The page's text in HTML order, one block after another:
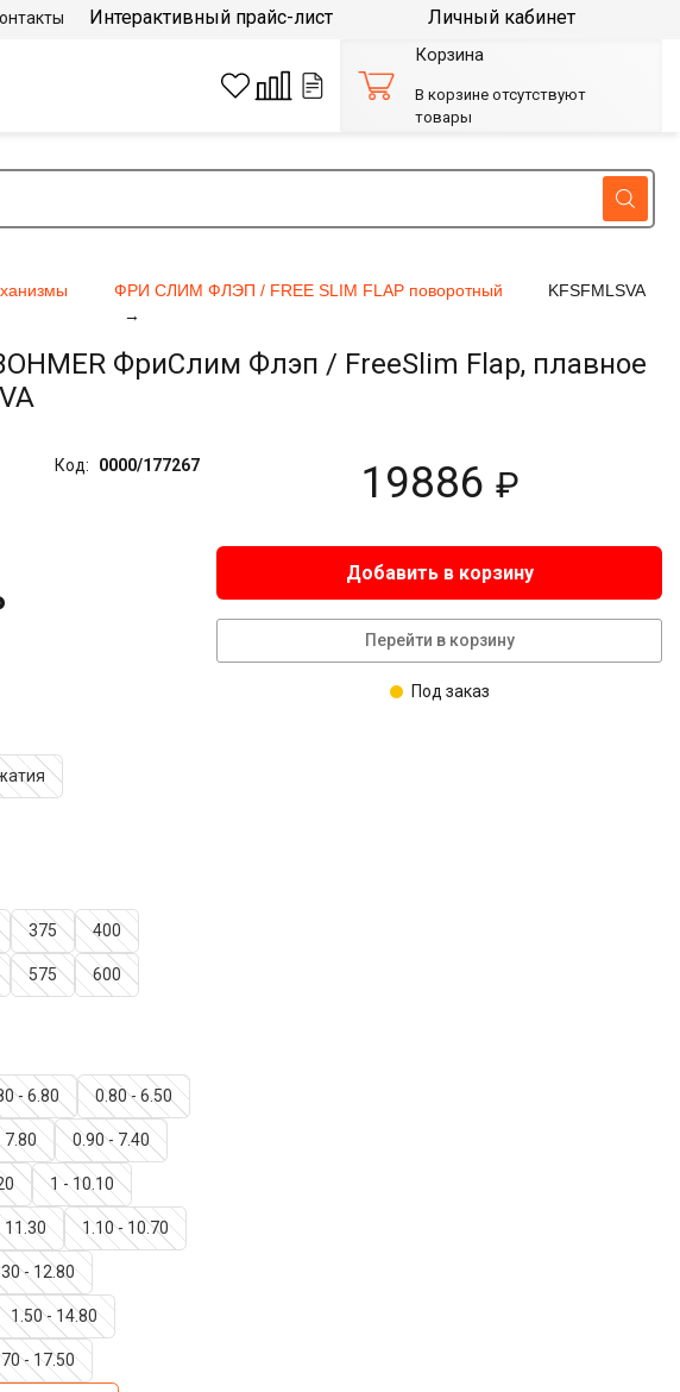
ФРИ СЛИМ ФЛЭП / FREE SLIM FLAP поворотный KFSFMLSVA
ФриСлим Флэп / FreeSlim Flap, плавное
Код: 0000/177267 19886 ₽
375 400
575 600
- 6.80 0.80 - 6.50
7.80 0.90 - 7.40
1 - 10.10
11.30 1.10 - 10.70
- 12.80
1.50 - 14.80
- 17.50
Добавить в корзину
Перейти в корзину
Под заказ
Интерактивный прайс-лист Личный кабинет
Корзина
В корзине отсутствуют
товары